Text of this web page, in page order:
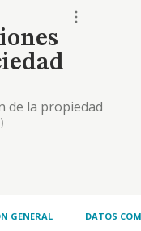
de la propiedad
compra-venta y
agentes de la
y combinados.
GENERAL DATOS